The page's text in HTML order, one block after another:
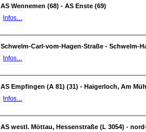
AS Wennemen (68) - AS Enste (69)
Infos...
Schwelm-Carl-vom-Hagen-Straße - Schwelm-
Infos...
AS Empfingen (A 81) (31) - Haigerloch, Am
Infos...
AS westl. Möttau, Hessenstraße (L 3054) -